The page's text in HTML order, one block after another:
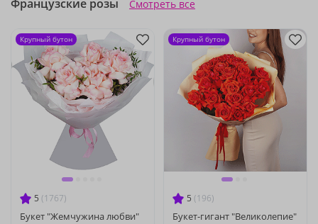
Французские розы Смотреть все
5 (1767)
Букет "Жемчужина любви"
Крупный бутон
5 (196)
Букет-гигант "Великолепие"
Крупный бутон